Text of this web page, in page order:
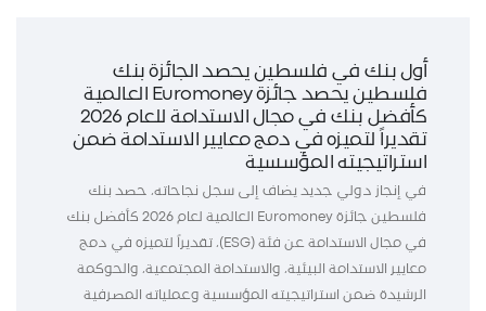
أول بنك في فلسطين يحصد الجائزة بنك
فلسطين يحصد جائزة Euromoney العالمية
كأفضل بنك في مجال الاستدامة للعام 2026
تقديراً لتميزه في دمج معايير الاستدامة ضمن
استراتيجيته المؤسسية
في إنجاز دولي جديد يضاف إلى سجل نجاحاته، حصد بنك
فلسطين جائزة Euromoney العالمية لعام 2026 كأفضل بنك
في مجال الاستدامة عن فئة (ESG)، تقديراً لتميزه في دمج
معايير الاستدامة البيئية، والاستدامة المجتمعية، والحوكمة
الرشيدة ضمن استراتيجيته المؤسسية وعملياته المصرفية